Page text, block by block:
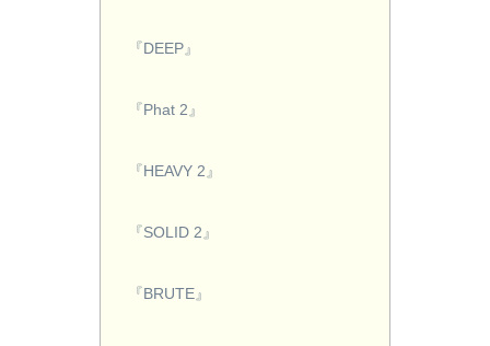
『DEEP』
『Phat 2』
『HEAVY 2』
『SOLID 2』
『BRUTE』